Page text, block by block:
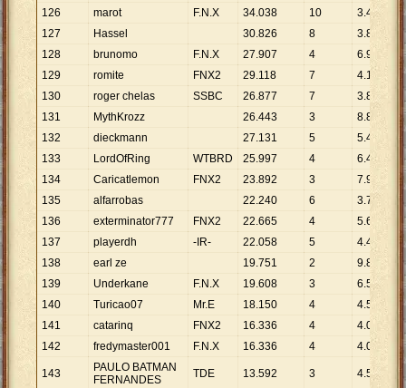
126
marot F.N.X 34.038 10 3.404
127
Hassel 30.826 8 3.853
128
brunomo F.N.X 27.907 4 6.977
129
romite FNX2 29.118 7 4.160
130
roger chelas SSBC 26.877 7 3.840
131
MythKrozz 26.443 3 8.814
132
dieckmann 27.131 5 5.426
133
LordOfRing WTBRD 25.997 4 6.499
134
Caricatlemon FNX2 23.892 3 7.964
135
alfarrobas 22.240 6 3.707
136
exterminator777 FNX2 22.665 4 5.666
137
playerdh -IR- 22.058 5 4.412
138
earl ze 19.751 2 9.876
139
Underkane F.N.X 19.608 3 6.536
140
Turicao07 Mr.E 18.150 4 4.538
141
catarinq FNX2 16.336 4 4.084
142
fredymaster001 F.N.X 16.336 4 4.084
143
PAULO BATMAN
FERNANDES
TDE 13.592 3 4.531